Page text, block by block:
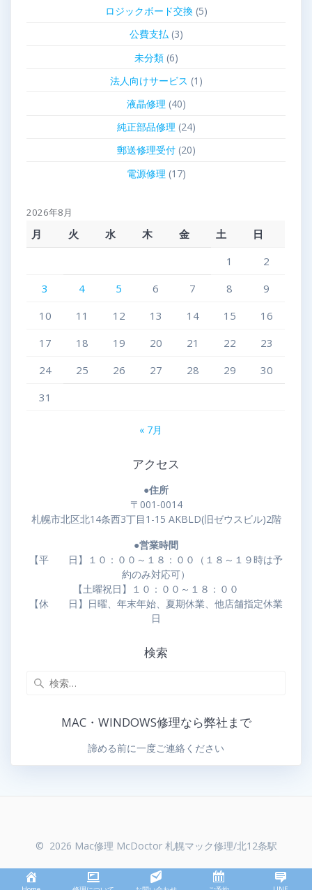
ロジックボード交換(5)
公費支払(3)
未分類(6)
法人向けサービス (1)
液晶修理 (40)
純正部品修理 (24)
郵送修理受付(20)
電源修理 (17)
2026年8月
月 火 水 木 金 土
日
1
2
3
4 5 6 7 8
9
10
11 12 13 14 15
16
17
18 19 20 21 22
23
24
25 26 27 28 29
30
31
« 7月
アクセス
●住所
〒001-0014
札幌市北区北14条西3丁目1-15 AKBLD(旧ゼウスビル)2階
●営業時間
【平 日】１０：００～１８：００（１８～１９時は予
約のみ対応可）
【土曜祝日】１０：００～１８：００
【休 日】日曜、年末年始、夏期休業、他店舗指定休業
日
検索
MAC・WINDOWS修理なら弊社まで
諦める前に一度ご連絡ください
© 2026 Mac修理 McDoctor 札幌マック修理/北12条駅